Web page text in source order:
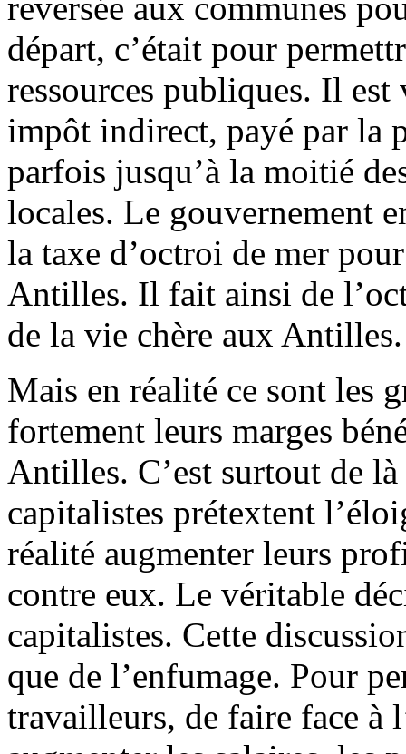
départ, c’était pour
ressources publiques. Il
impôt indirect, payé par la
parfois jusqu’à la moitié
locales. Le gouvernement
la taxe d’octroi de mer
Antilles. Il fait ainsi de
de la vie chère aux Antilles.
Mais en réalité ce sont les
fortement leurs marges
Antilles. C’est surtout de
capitalistes prétextent
réalité augmenter leurs
contre eux. Le véritable
capitalistes. Cette
que de l’enfumage. Pour
travailleurs, de faire face à